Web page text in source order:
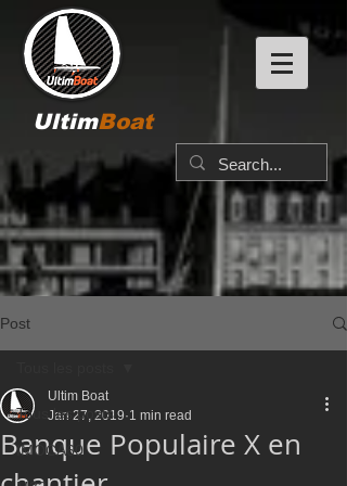
UltimBoat
Post
Tous les posts
IMOCA60
Banque Populaire X en
Ultim Boat
Jan 27, 2019 1 min read